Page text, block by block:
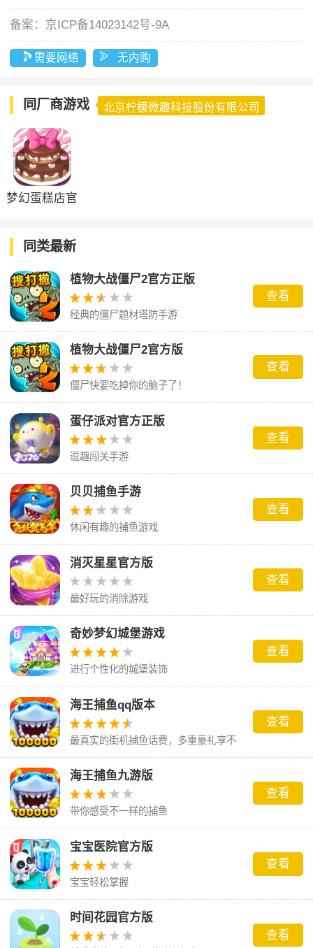
备案： 京ICP备14023142号-9A
需要网络 无内购
同厂商游戏 北京柠檬微趣科技股份有限公司
梦幻蛋糕店官
同类最新
植物大战僵尸2官方正版
经典的僵尸题材塔防手游
查看
植物大战僵尸2官方版
僵尸快要吃掉你的脑子了！
查看
蛋仔派对官方正版
逗趣闯关手游
查看
贝贝捕鱼手游
休闲有趣的捕鱼游戏
查看
消灭星星官方版
最好玩的消除游戏
查看
奇妙梦幻城堡游戏
进行个性化的城堡装饰
查看
海王捕鱼qq版本
最真实的街机捕鱼话费，多重豪礼享不
停。
查看
海王捕鱼九游版
带你感受不一样的捕鱼
查看
宝宝医院官方版
宝宝轻松掌握
查看
时间花园官方版
查看